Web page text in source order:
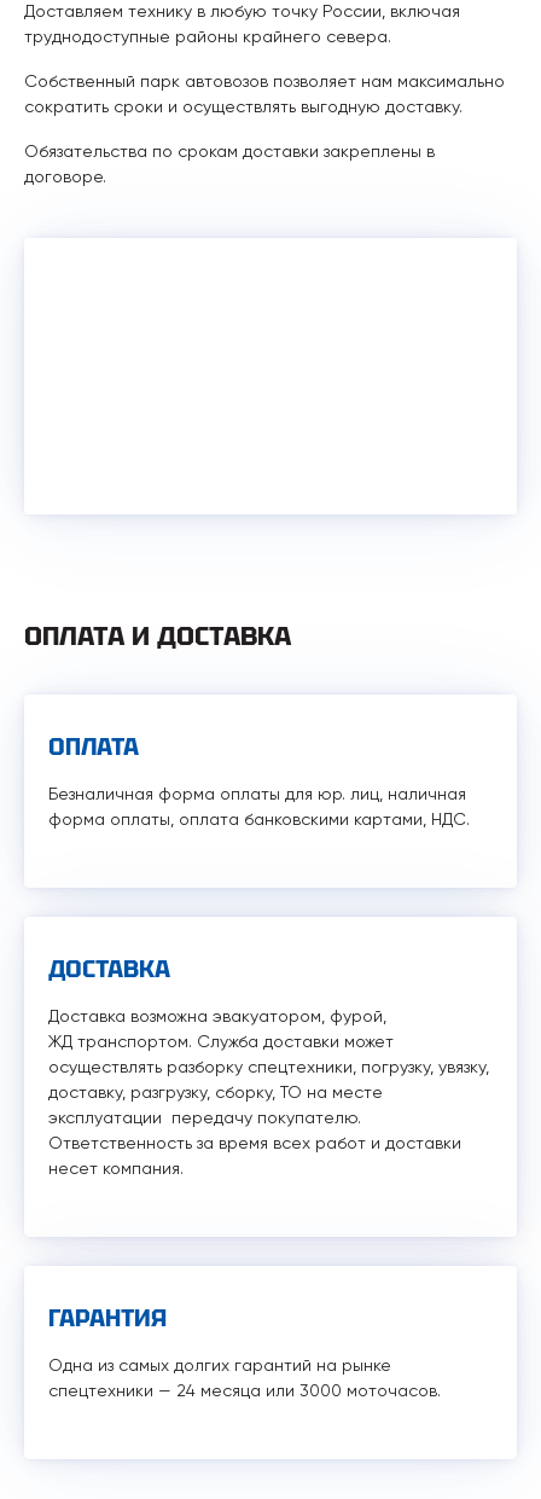
Доставляем технику в любую точку России, включая
труднодоступные районы крайнего севера.
Собственный парк автовозов позволяет нам максимально
сократить сроки и осуществлять выгодную доставку.
Обязательства по срокам доставки закреплены в
договоре.
ОПЛАТА И ДОСТАВКА
ОПЛАТА
Безналичная форма оплаты для юр. лиц, наличная
форма оплаты, оплата банковскими картами, НДС.
ДОСТАВКА
Доставка возможна эвакуатором, фурой,
ЖД транспортом. Служба доставки может
осуществлять разборку спецтехники, погрузку, увязку,
доставку, разгрузку, сборку, ТО на месте
эксплуатации передачу покупателю.
Ответственность за время всех работ и доставки
несет компания.
ГАРАНТИЯ
Одна из самых долгих гарантий на рынке
спецтехники — 24 месяца или 3000 моточасов.